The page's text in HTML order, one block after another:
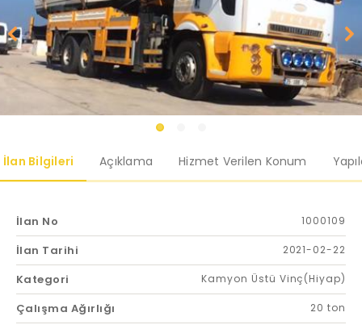
İlan Bilgileri Açıklama Hizmet Verilen Konum
İlan No 1000109
İlan Tarihi 2021-02-22
Kategori Kamyon Üstü Vinç(Hiyap)
Çalışma Ağırlığı 20 ton